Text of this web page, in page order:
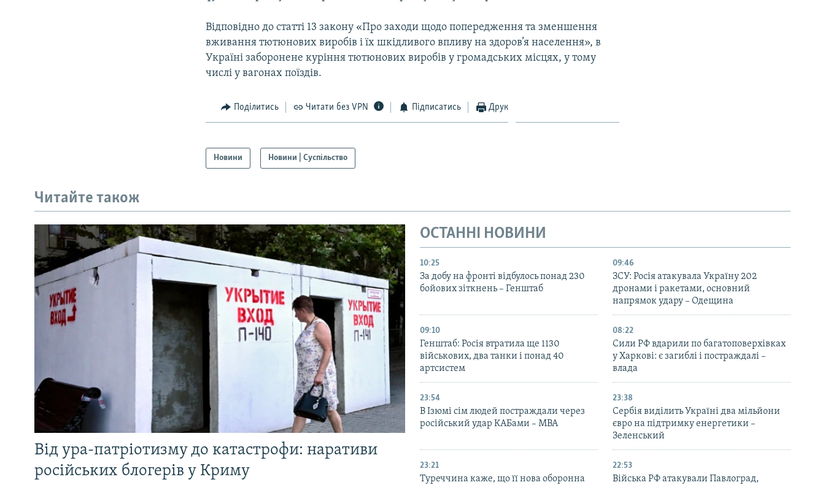
Відповідно до статті 13 закону «Про заходи щодо попередження та зменшення
вживання тютюнових виробів і їх шкідливого впливу на здоров’я населення», в
Україні заборонене куріння тютюнових виробів у громадських місцях, у тому
числі у вагонах поїздів.
Поділитись Читати без VPN Підписатись Друк
Новини Новини | Суспільство
Читайте також
Від ура-патріотизму до катастрофи: наративи
російських блогерів у Криму
ОСТАННІ НОВИНИ
10:25
За добу на фронті відбулось понад 230
бойових зіткнень – Генштаб
09:46
ЗСУ: Росія атакувала Україну 202
дронами і ракетами, основний
напрямок удару – Одещина
09:10
Генштаб: Росія втратила ще 1130
військових, два танки і понад 40
артсистем
08:22
Сили РФ вдарили по багатоповерхівках
у Харкові: є загиблі і постраждалі –
влада
23:54
В Ізюмі сім людей постраждали через
російський удар КАБами – МВА
23:38
Сербія виділить Україні два мільйони
євро на підтримку енергетики –
Зеленський
23:21
Туреччина каже, що її нова оборонна
22:53
Війська РФ атакували Павлоград,